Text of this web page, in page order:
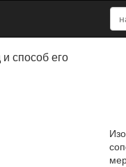
способ его